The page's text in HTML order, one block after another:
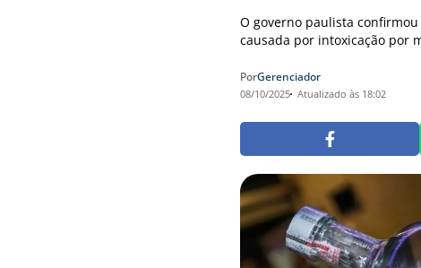
O governo paulista
causada por intoxicação por
PorGerenciador
08/10/2025 Atualizado às 18:02